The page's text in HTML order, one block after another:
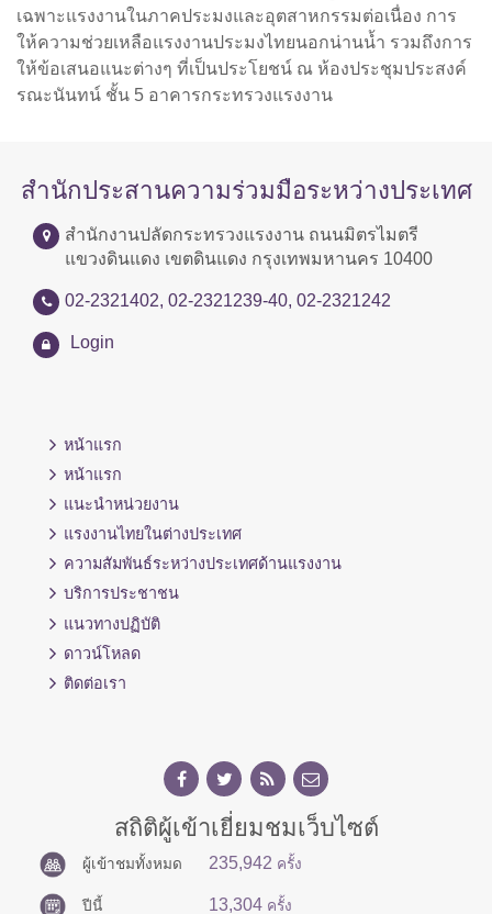
เฉพาะแรงงานในภาคประมงและอุตสาหกรรมต่อเนื่อง การ
ให้ความช่วยเหลือแรงงานประมงไทยนอกน่านน้ำ รวมถึงการ
ให้ข้อเสนอแนะต่างๆ ที่เป็นประโยชน์ ณ ห้องประชุมประสงค์
รณะนันทน์ ชั้น 5 อาคารกระทรวงแรงงาน
สำนักประสานความร่วมมือระหว่างประเทศ
สำนักงานปลัดกระทรวงแรงงาน ถนนมิตรไมตรี
แขวงดินแดง เขตดินแดง กรุงเทพมหานคร 10400
02-2321402, 02-2321239-40, 02-2321242
Login
หน้าแรก
หน้าแรก
แนะนำหน่วยงาน
แรงงานไทยในต่างประเทศ
ความสัมพันธ์ระหว่างประเทศด้านแรงงาน
บริการประชาชน
แนวทางปฏิบัติ
ดาวน์โหลด
ติดต่อเรา
สถิติผู้เข้าเยี่ยมชมเว็บไซต์
ผู้เข้าชมทั้งหมด 235,942 ครั้ง
ปีนี้ 13,304 ครั้ง